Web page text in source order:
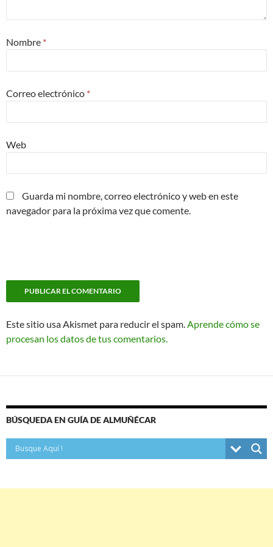
Nombre *
Correo electrónico *
Web
Guarda mi nombre, correo electrónico y web en este
navegador para la próxima vez que comente.
Este sitio usa Akismet para reducir el spam. Aprende cómo se
procesan los datos de tus comentarios.
BÚSQUEDA EN GUÍA DE ALMUÑÉCAR